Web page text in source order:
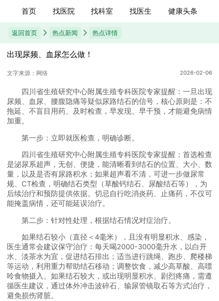
首页 找医院 找科室 找医生 健康头条
返回首页 热点新闻 热点详情
出现尿频、血尿怎么做！
文字来源：网络 2026-02-06
四川省生殖研究中心附属生殖专科医院专家提醒：一旦出现
尿频、血尿、腰腹隐痛等疑似尿路结石的信号，核心原则是：不
拖延、不盲目用药、及时检查，早发现、早干预，才能避免病情
加重。
第一步：立即就医检查，明确诊断。
四川省生殖研究中心附属生殖专科医院专家提醒：首选检查
是泌尿系超声，无创、便捷，能清晰看到结石的位置、大小、数
量，以及是否有尿路积水；如果超声看不清，可进一步做尿常
规、CT检查，明确结石类型（草酸钙结石、尿酸结石等），为
后续治疗和预防提供依据。切忌自行吃消炎药、止痛药，不仅可
能掩盖病情，还可能延误治疗。
第二步：针对性处理，根据结石情况对症治疗。
如果结石较小（直径＜4毫米），且没有明显积水、感染，
医生通常会建议保守治疗：每天喝2000-3000毫升水，以白开
水、淡茶水为宜，促进结石排出；适当进行跳绳、跑步、爬楼梯
等运动，利用重力帮助结石移动；调整饮食，减少高草酸、高嘌
呤食物摄入。如果结石较大，或出现明显积水、剧烈疼痛，需遵
循医生建议，通过体外冲击波碎石、输尿管镜取石等方式治疗，
避免损伤肾脏。